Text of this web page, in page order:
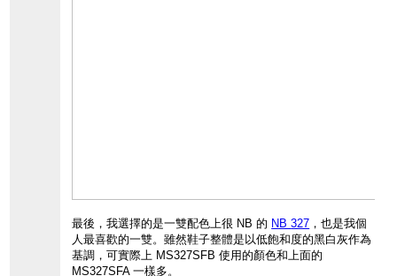
最後，我選擇的是一雙配色上很 NB 的 NB327 ，也是我個
人最喜歡的一雙。雖然鞋子整體是以低飽和度的黑白灰作為
基調，可實際上 MS327SFB 使用的顏色和上面的
MS327SFA 一樣多。